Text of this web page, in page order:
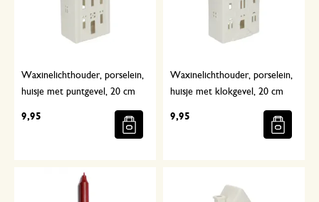
Waxinelichthouder, porselein,
huisje met puntgevel, 20 cm
9,95
Waxinelichthouder, porselein,
huisje met klokgevel, 20 cm
9,95